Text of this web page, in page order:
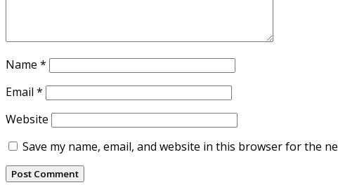
Name *
Email *
Website
Save my name, email, and website in this browser for the